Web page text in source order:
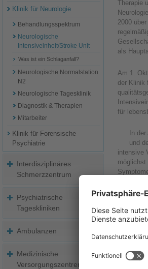
Klinik für Neurologie
Behandlungsspektrum
Neurologische
Intensiveinheit/Stroke Unit
Was ist ein Schlaganfall?
Neurologische Normalstation
N2
Neurologische Tagesklinik
Diagnostik & Therapien
Mitarbeiter
Klinik für Forensische
Psychiatrie
Interdisziplinäres
Schmerzzentrum
Psychiatrische
Tageskliniken
Ambulanzen
Medizinische
Versorgungszentren
Therapie
2000
als
Am 1.
der Klinik
für
In
und
intensive
möglichst
In der